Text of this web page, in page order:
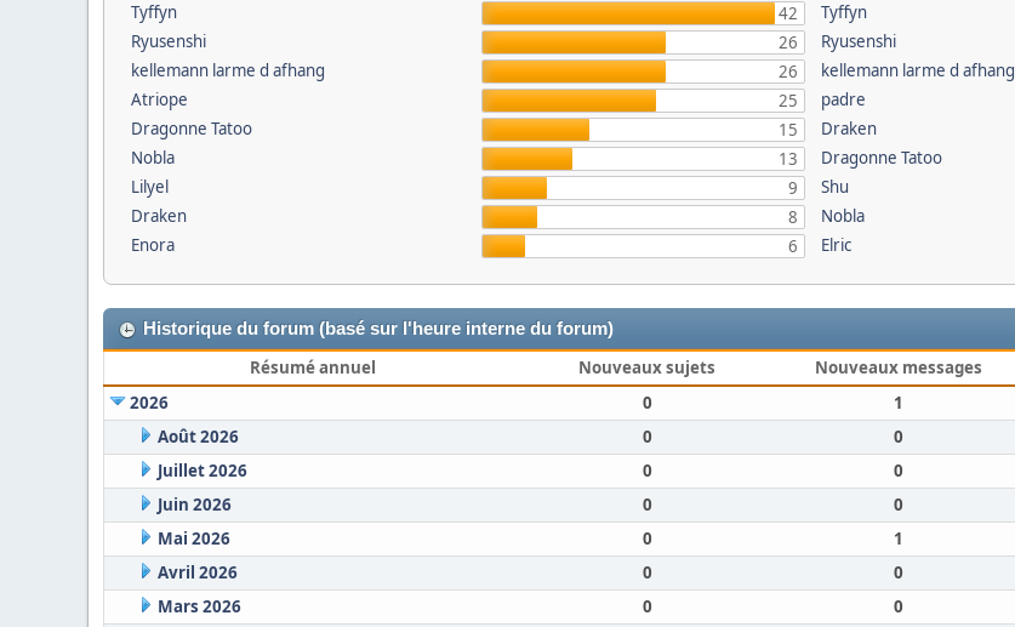
Tyffyn
42
Ryusenshi
26
kellemann larme d afhang
26
Atriope
25
Dragonne Tatoo
15
Nobla
13
Lilyel
9
Draken
8
Enora
6
Tyffyn
Ryusenshi
kellemann larme d afhang
padre
Draken
Dragonne Tatoo
Shu
Nobla
Elric
Historique du forum (basé sur l'heure interne du forum)
Résumé annuel Nouveaux sujets Nouveaux messages
2026
0 1
Août 2026
0 0
Juillet 2026
0 0
Juin 2026
0 0
Mai 2026
0 1
Avril 2026
0 0
Mars 2026
0 0